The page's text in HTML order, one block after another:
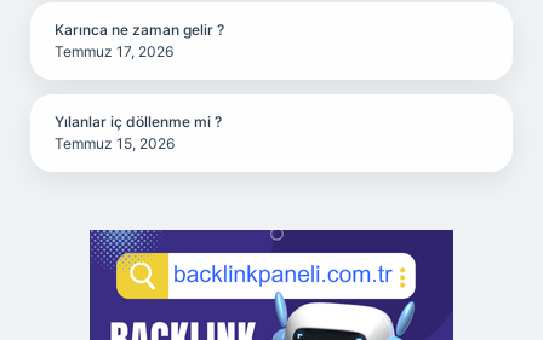
Karınca ne zaman gelir ?
Temmuz 17, 2026
Yılanlar iç döllenme mi ?
Temmuz 15, 2026